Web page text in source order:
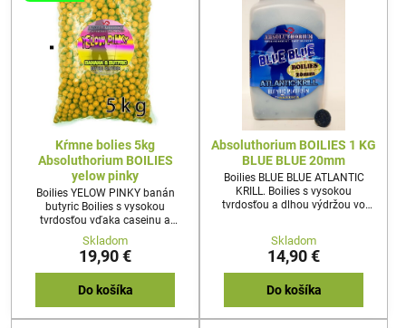
Kŕmne bolies 5kg
Absoluthorium BOILIES
yelow pinky
Boilies YELOW PINKY banán
butyric Boilies s vysokou
tvrdosťou vďaka caseinu a
sušeným bielkom .Prenikavo a
stabilne aromatické vďaka
vysokokvalitným koncentrátom a
prísadám.
Skladom
19,90 €
Do košíka
Absoluthorium BOILIES 1 KG
BLUE BLUE 20mm
Boilies BLUE BLUE ATLANTIC
KRILL. Boilies s vysokou
tvrdosťou a dlhou výdržou vo
aromatické vďaka
vysokokvalitným koncentrátom a
prísadám.V arzenáli každého
špičkového kaprára existuje
Skladom
14,90 €
Do košíka